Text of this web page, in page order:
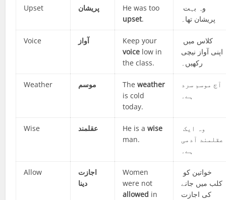
Upset پریشان
He was too
upset.
پریشان تھا۔
Voice آواز
Keep your
voice low in
the class.
اپنی آواز نیچی
رکھیں۔
Weather موسم Theweather
is cold
today.
آج موسم سرد
ہے۔
Wise عقلمند He is awise
man.
وہ ایک
عقلمند آدمی
ہے۔
Allow
اجازت
دینا
Women
were not
allowed in
کلب میں جانے
کی اجازت